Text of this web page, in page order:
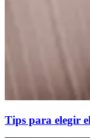
Tips para elegir